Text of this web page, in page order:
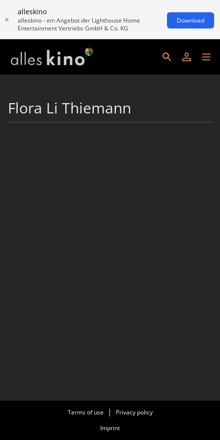
alleskino
alleskino - ein Angebot der Lighthouse Home
Entertainment Vertriebs GmbH & Co. KG
Download
Flora Li Thiemann
Terms of use
Privacy policy
Imprint